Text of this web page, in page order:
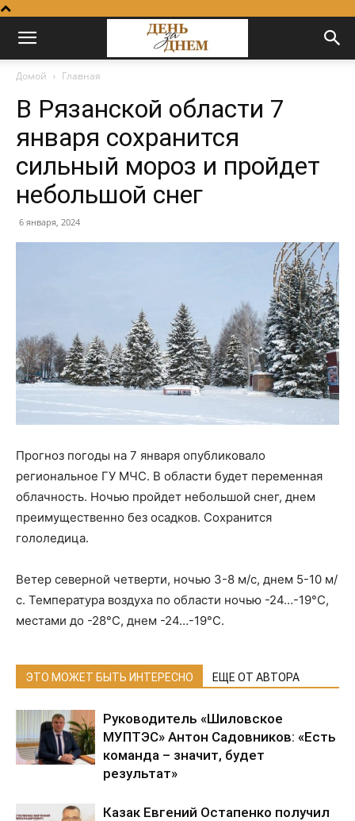
Домой Главная
В Рязанской области 7
января сохранится
сильный мороз и пройдет
небольшой снег
6 января, 2024
Прогноз погоды на 7 января опубликовало
региональное ГУ МЧС. В области будет переменная
облачность. Ночью пройдет небольшой снег, днем
преимущественно без осадков. Сохранится
гололедица.
Ветер северной четверти, ночью 3-8 м/с, днем 5-10 м/
с. Температура воздуха по области ночью -24…-19°С,
местами до -28°С, днем -24…-19°С.
ЭТО МОЖЕТ БЫТЬ ИНТЕРЕСНО ЕЩЕ ОТ АВТОРА
Руководитель «Шиловское
МУПТЭС» Антон Садовников: «Есть
команда – значит, будет
результат»
Казак Евгений Остапенко получил